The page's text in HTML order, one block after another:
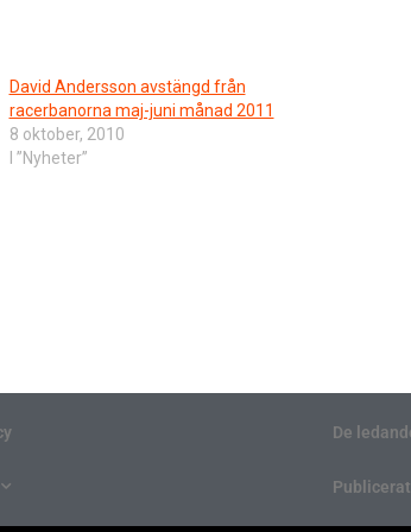
David Andersson avstängd från
racerbanorna maj-juni månad 2011
8 oktober, 2010
I ”Nyheter”
De
Publicerat